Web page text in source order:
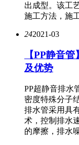
出成型。该工
施工方法，施
242021-03
【PP静音
及优势
PP超静音排水
密度特殊分子
排水管采用具
术，控制排水
的摩擦，排水